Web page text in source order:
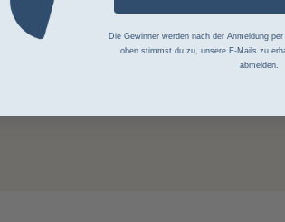
massives PolyamidDie Gewinner werden nach der Anmeldung
oben stimmst du zu, unsere E-Mails zu
abmelden.